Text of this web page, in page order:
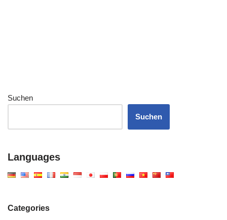
Suchen
Suchen
Languages
Categories